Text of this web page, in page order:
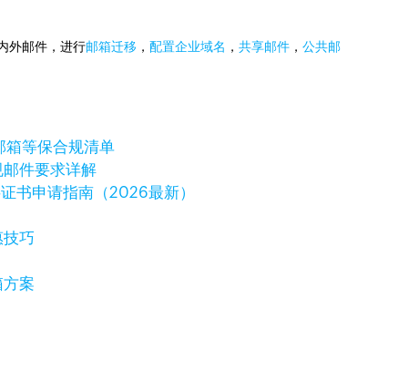
外邮件，进行邮箱迁移 ，配置企业域名 ，共享邮件 ，公共邮
箱等保合规清单
件要求详解
书申请指南（2026最新）
巧
案